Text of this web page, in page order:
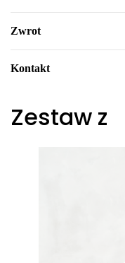
Zwrot
Kontakt
Zestaw z